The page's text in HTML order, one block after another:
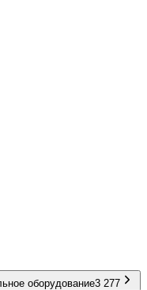
оборудование3 277